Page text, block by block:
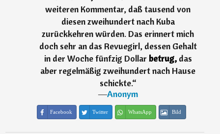
weiteren Kommentar, daß tausend von
diesen zweihundert nach Kuba
zurückkehren würden. Das erinnert mich
doch sehr an das Revuegirl, dessen Gehalt
in der Woche fünfzig Dollar betrug,das
aber regelmäßig zweihundert nach Hause
schickte.“
―Anonym
Facebook Twitter WhatsApp Bild